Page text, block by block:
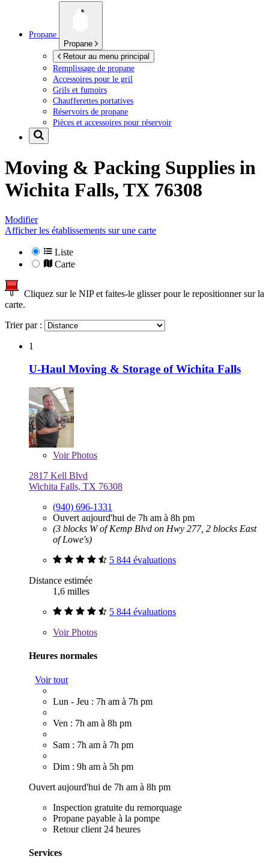
Propane
Propane
Retour au menu principal
Remplissage de propane
Accessoires pour le gril
Grils et fumoirs
Chaufferettes portatives
Réservoirs de propane
Pièces et accessoires pour réservoir
Moving & Packing Supplies in
Wichita Falls, TX 76308
Modifier
Afficher les établissements sur une carte
Liste
Carte
Cliquez sur le NIP et faites-le glisser pour le repositionner sur la
carte.
Trier par :
1
U-Haul Moving & Storage of Wichita Falls
VoirPhotos
2817 Kell Blvd
Wichita Falls, TX 76308
(940) 696-1331
Ouvert aujourd'hui de 7h am à 8h pm
(3 blocks W of Kemp Blvd on Hwy 277, 2 blocks East
of Lowe's)
5 844 évaluations
Distance estimée
1,6 milles
5 844 évaluations
VoirPhotos
Heures normales
Voir tout
Lun - Jeu : 7h am à 7h pm
Ven : 7h am à 8h pm
Sam : 7h am à 7h pm
Dim : 9h am à 5h pm
Ouvert aujourd'hui de 7h am à 8h pm
Inspection gratuite du remorquage
Propane payable à la pompe
Retour client 24 heures
Services